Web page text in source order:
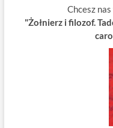
Chcesz
"Żołnierz i filozof.